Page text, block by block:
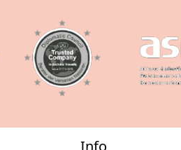
jederzeit auf
wir Ihnen
gedruckten
per Post zu –
entdecken unser
Angebot ganz
den neuen Online-
herunterladenInfo